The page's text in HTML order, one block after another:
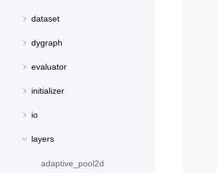
dataset
dygraph
evaluator
initializer
io
layers
adaptive_pool2d